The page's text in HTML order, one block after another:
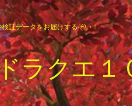
検証データをお届けするぞい！
ラクエ１